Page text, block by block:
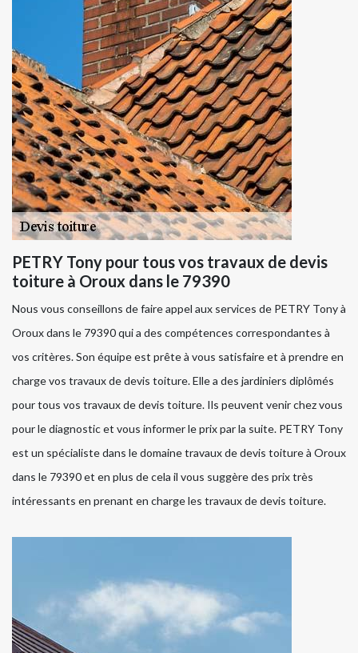
PETRY Tony pour tous vos travaux de devis
toiture à Oroux dans le 79390
Nous vous conseillons de faire appel aux services de PETRY Tony à
Oroux dans le 79390 qui a des compétences correspondantes à
vos critères. Son équipe est prête à vous satisfaire et à prendre en
charge vos travaux de devis toiture. Elle a des jardiniers diplômés
pour tous vos travaux de devis toiture. Ils peuvent venir chez vous
pour le diagnostic et vous informer le prix par la suite. PETRY Tony
est un spécialiste dans le domaine travaux de devis toiture à Oroux
dans le 79390 et en plus de cela il vous suggère des prix très
intéressants en prenant en charge les travaux de devis toiture.